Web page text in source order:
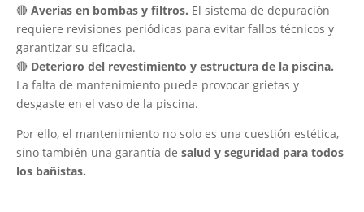
🔴 Averías en bombas y filtros. El sistema de depuración
requiere revisiones periódicas para evitar fallos técnicos y
garantizar su eficacia.
🔴 Deterioro del revestimiento y estructura de la piscina.
La falta de mantenimiento puede provocar grietas y
desgaste en el vaso de la piscina.
Por ello, el mantenimiento no solo es una cuestión estética,
sino también una garantía de salud y seguridad para todos
los bañistas.